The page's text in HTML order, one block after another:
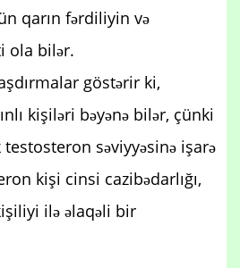
qarın fərdiliyin və
ola bilər.
göstərir ki,
kişiləri bəyənə bilər, çünki
səviyyəsinə işarə
kişi cinsi cazibədarlığı,
ilə əlaqəli bir